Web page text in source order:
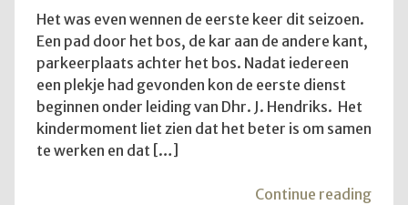
Het was even wennen de eerste keer dit seizoen.
Een pad door het bos, de kar aan de andere kant,
parkeerplaats achter het bos. Nadat iedereen
een plekje had gevonden kon de eerste dienst
beginnen onder leiding van Dhr. J. Hendriks. Het
kindermoment liet zien dat het beter is om samen
te werken en dat […]
Continue reading